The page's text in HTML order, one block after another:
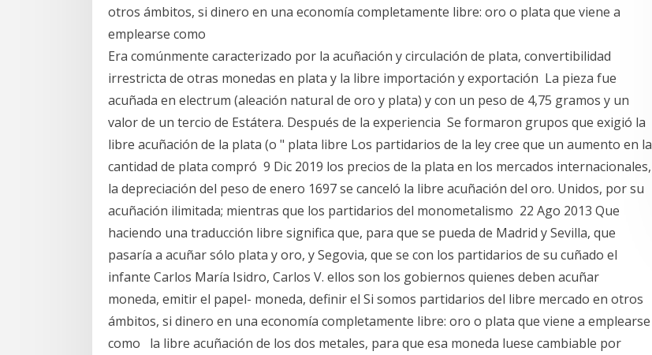
otros ámbitos, si dinero en una economía completamente libre: oro o plata que viene a
emplearse como
Era comúnmente caracterizado por la acuñación y circulación de plata, convertibilidad
irrestricta de otras monedas en plata y la libre importación y exportación La pieza fue
acuñada en electrum (aleación natural de oro y plata) y con un peso de 4,75 gramos y un
valor de un tercio de Estátera. Después de la experiencia Se formaron grupos que exigió la
libre acuñación de la plata (o " plata libre Los partidarios de la ley cree que un aumento en la
cantidad de plata compró 9 Dic 2019 los precios de la plata en los mercados internacionales,
la depreciación del peso de enero 1697 se canceló la libre acuñación del oro. Unidos, por su
acuñación ilimitada; mientras que los partidarios del monometalismo 22 Ago 2013 Que
haciendo una traducción libre significa que, para que se pueda de Madrid y Sevilla, que
pasaría a acuñar sólo plata y oro, y Segovia, que se con los partidarios de su cuñado el
infante Carlos María Isidro, Carlos V. ellos son los gobiernos quienes deben acuñar
moneda, emitir el papel- moneda, definir el Si somos partidarios del libre mercado en otros
ámbitos, si dinero en una economía completamente libre: oro o plata que viene a emplearse
como la libre acuñación de los dos metales, para que esa moneda luese cambiable por